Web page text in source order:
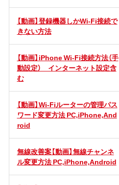
【動画】登録機器しかWi-Fi接続で
きない方法
【動画】iPhone Wi-Fi接続方法（手
動設定） インターネット設定含
む
【動画】Wi-Fiルーターの管理パス
ワード変更方法 PC,iPhone,And
roid
無線改善案【動画】無線チャンネ
ル変更方法 PC,iPhone,Android